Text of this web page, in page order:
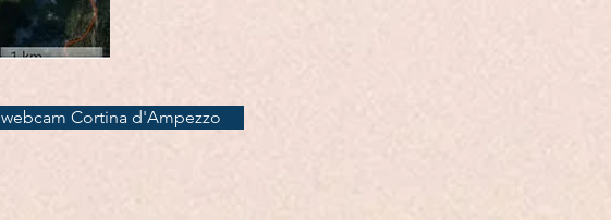
webcam Cortina d'Ampezzo